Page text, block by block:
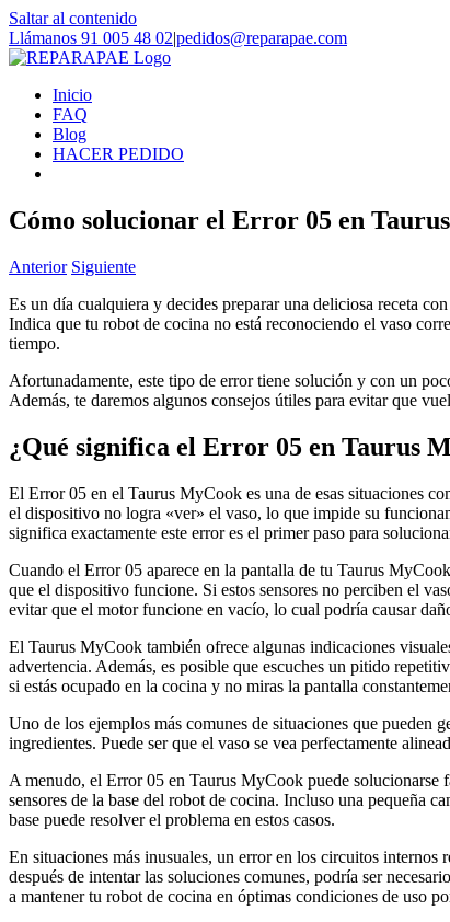
Saltar al contenido
Llámanos 91 005 48 02|pedidos@reparapae.com
Inicio
FAQ
Blog
HACER PEDIDO
Cómo solucionar el Error 05 en
Anterior Siguiente
Es un día cualquiera y decides preparar una deliciosa receta
Indica que tu robot de cocina no está reconociendo el vaso
tiempo.
Afortunadamente, este tipo de error tiene solución y con un
Además, te daremos algunos consejos útiles para evitar que
¿Qué significa el Error 05 en Taurus
El Error 05 en el Taurus MyCook es una de esas situaciones
el dispositivo no logra «ver» el vaso, lo que impide su
significa exactamente este error es el primer paso para
Cuando el Error 05 aparece en la pantalla de tu Taurus
que el dispositivo funcione. Si estos sensores no perciben el
evitar que el motor funcione en vacío, lo cual podría causar
El Taurus MyCook también ofrece algunas indicaciones
advertencia. Además, es posible que escuches un pitido
si estás ocupado en la cocina y no miras la pantalla
Uno de los ejemplos más comunes de situaciones que pueden
ingredientes. Puede ser que el vaso se vea perfectamente
A menudo, el Error 05 en Taurus MyCook puede solucionarse
sensores de la base del robot de cocina. Incluso una pequeña
base puede resolver el problema en estos casos.
En situaciones más inusuales, un error en los circuitos
después de intentar las soluciones comunes, podría ser
a mantener tu robot de cocina en óptimas condiciones de uso